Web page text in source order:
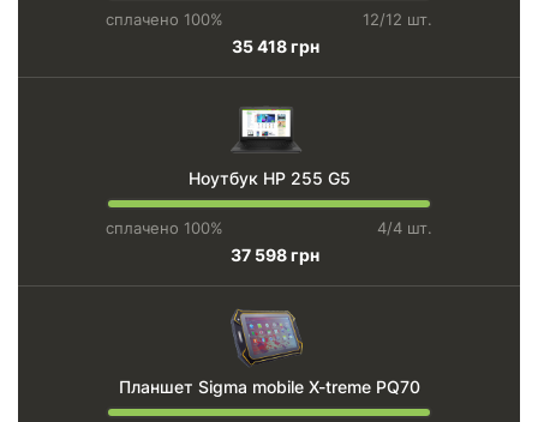
сплачено 100% 12/12 шт.
35 418 грн
Ноутбук HP 255 G5
сплачено 100% 4/4 шт.
37 598 грн
Планшет Sigma mobile X-treme PQ70